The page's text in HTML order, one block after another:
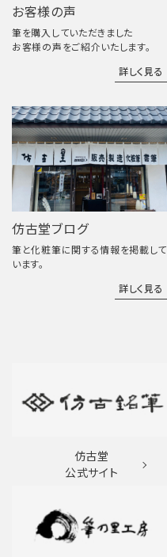
お客様の声
筆を購入していただきました
お客様の声をご紹介いたします。
詳しく見る
仿古堂ブログ
筆と化粧筆に関する情報を掲載して
います。
詳しく見る
仿古堂
公式サイト